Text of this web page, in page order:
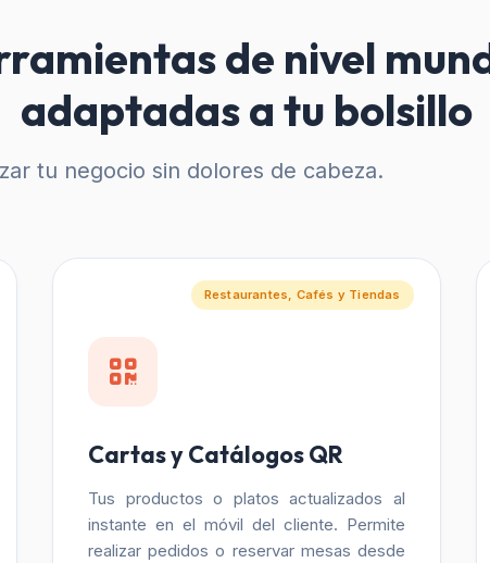
de nivel
adaptadas a tu bolsillo
tu negocio sin dolores de cabeza.
Restaurantes, Cafés y Tiendas
Cartas y Catálogos QR
Tus productos o platos actualizados al
instante en el móvil del cliente. Permite
realizar pedidos o reservar mesas desde